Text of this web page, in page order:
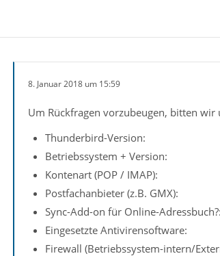
8. Januar 2018 um 15:59
Um Rückfragen vorzubeugen, bitten wir
Thunderbird-Version:
Betriebssystem + Version:
Kontenart (POP / IMAP):
Postfachanbieter (z.B. GMX):
Sync-Add-on für Online-Adressbuch?:
Eingesetzte Antivirensoftware:
Firewall (Betriebssystem-intern/